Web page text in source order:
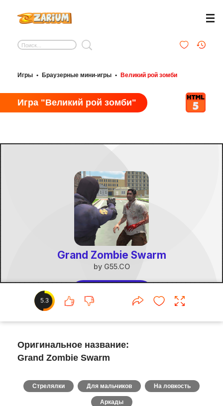
Игры • Браузерные мини-игры • Великий рой зомби
Игра "Великий рой зомби"
5.3
Оригинальное название:
Grand Zombie Swarm
Стрелялки Для мальчиков На ловкость
Аркады